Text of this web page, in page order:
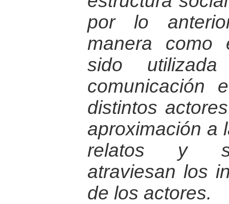
por lo
manera como
sido
comunicación
distintos
aproximación a
relatos y
atraviesan los
de los actores.